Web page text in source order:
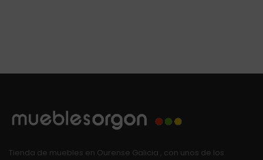
Tienda de muebles en Ourense Galicia , con unos de los